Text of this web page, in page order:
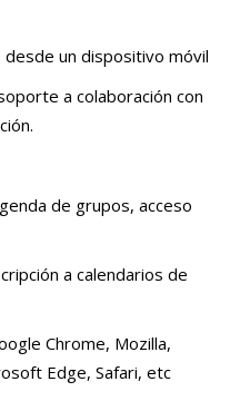
un dispositivo móvil
a colaboración con
de grupos, acceso
a calendarios de
Chrome, Mozilla,
Edge, Safari, etc